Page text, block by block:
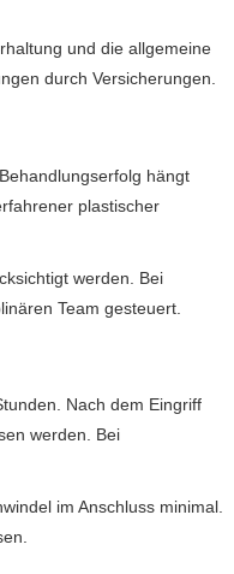
und die allgemeine
durch Versicherungen.
hängt
plastischer
werden. Bei
Team gesteuert.
Nach dem Eingriff
werden. Bei
im Anschluss minimal.